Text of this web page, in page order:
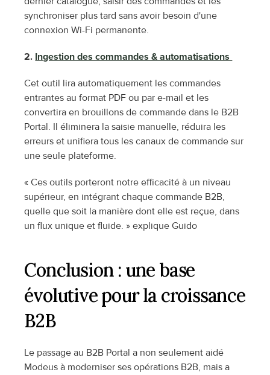
synchroniser plus tard sans avoir besoin d'une
connexion Wi-Fi permanente.
2. Ingestion des commandes & automatisations
Cet outil lira automatiquement les commandes
entrantes au format PDF ou par e-mail et les
convertira en brouillons de commande dans le B2B
Portal. Il éliminera la saisie manuelle, réduira les
erreurs et unifiera tous les canaux de commande sur
une seule plateforme.
« Ces outils porteront notre efficacité à un niveau
supérieur, en intégrant chaque commande B2B,
quelle que soit la manière dont elle est reçue, dans
un flux unique et fluide. » explique Guido
Conclusion : une base
évolutive pour la croissance
B2B
Le passage au B2B Portal a non seulement aidé
Modeus à moderniser ses opérations B2B, mais a